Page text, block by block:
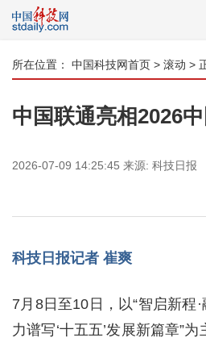
所在位置： 中国科技网首页 > 滚动 >
中国联通亮相2026
2026-07-09 14:25:45 来源: 科技日报
科技日报记者 崔爽
7月8日至10日，以“智启新
力谱写‘十五五’发展新篇章”